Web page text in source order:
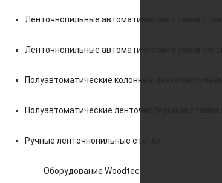
Ленточнопильные автоматические станки
Ленточнопильные автоматические станки
Полуавтоматические колонные
Полуавтоматические ленточнопильные станки
Ручные ленточнопильные станки
Оборудование Woodtec